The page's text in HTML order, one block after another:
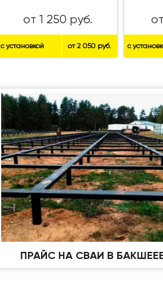
от 1 250 руб.
с установкой от 2 050 руб. с
ПРАЙС НА СВАИ В